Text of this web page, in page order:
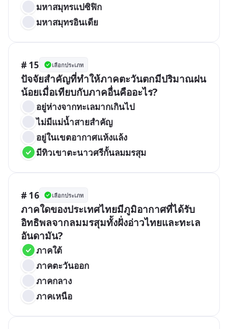
มหาสมุทรแปซิฟิก
มหาสมุทรอินเดีย
# 15 เลือกประเภท
ปัจจัยสำคัญที่ทำให้ภาคตะวันตกมีปริมาณฝน
น้อยเมื่อเทียบกับภาคอื่นคืออะไร?
อยู่ห่างจากทะเลมากเกินไป
ไม่มีแม่น้ำสายสำคัญ
อยู่ในเขตอากาศแห้งแล้ง
มีทิวเขาตะนาวศรีกั้นลมมรสุม
# 16 เลือกประเภท
ภาคใดของประเทศไทยมีภูมิอากาศที่ได้รับ
อิทธิพลจากลมมรสุมทั้งฝั่งอ่าวไทยและทะเล
อันดามัน?
ภาคใต้
ภาคตะวันออก
ภาคกลาง
ภาคเหนือ